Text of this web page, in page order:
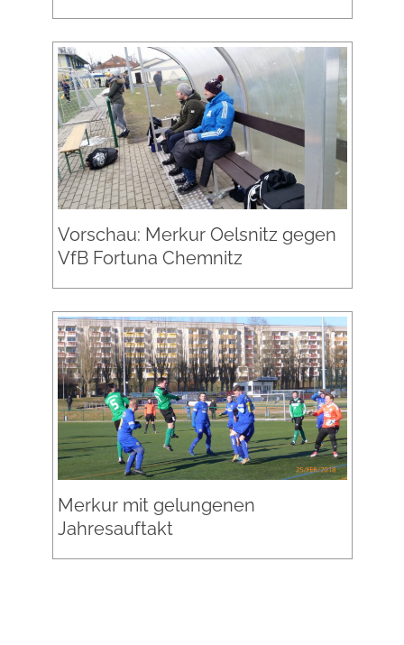
Vorschau: Merkur Oelsnitz gegen
VfB Fortuna Chemnitz
Merkur mit gelungenen
Jahresauftakt